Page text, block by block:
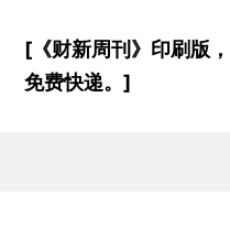
[《财新周刊》印刷版，
免费快递。]